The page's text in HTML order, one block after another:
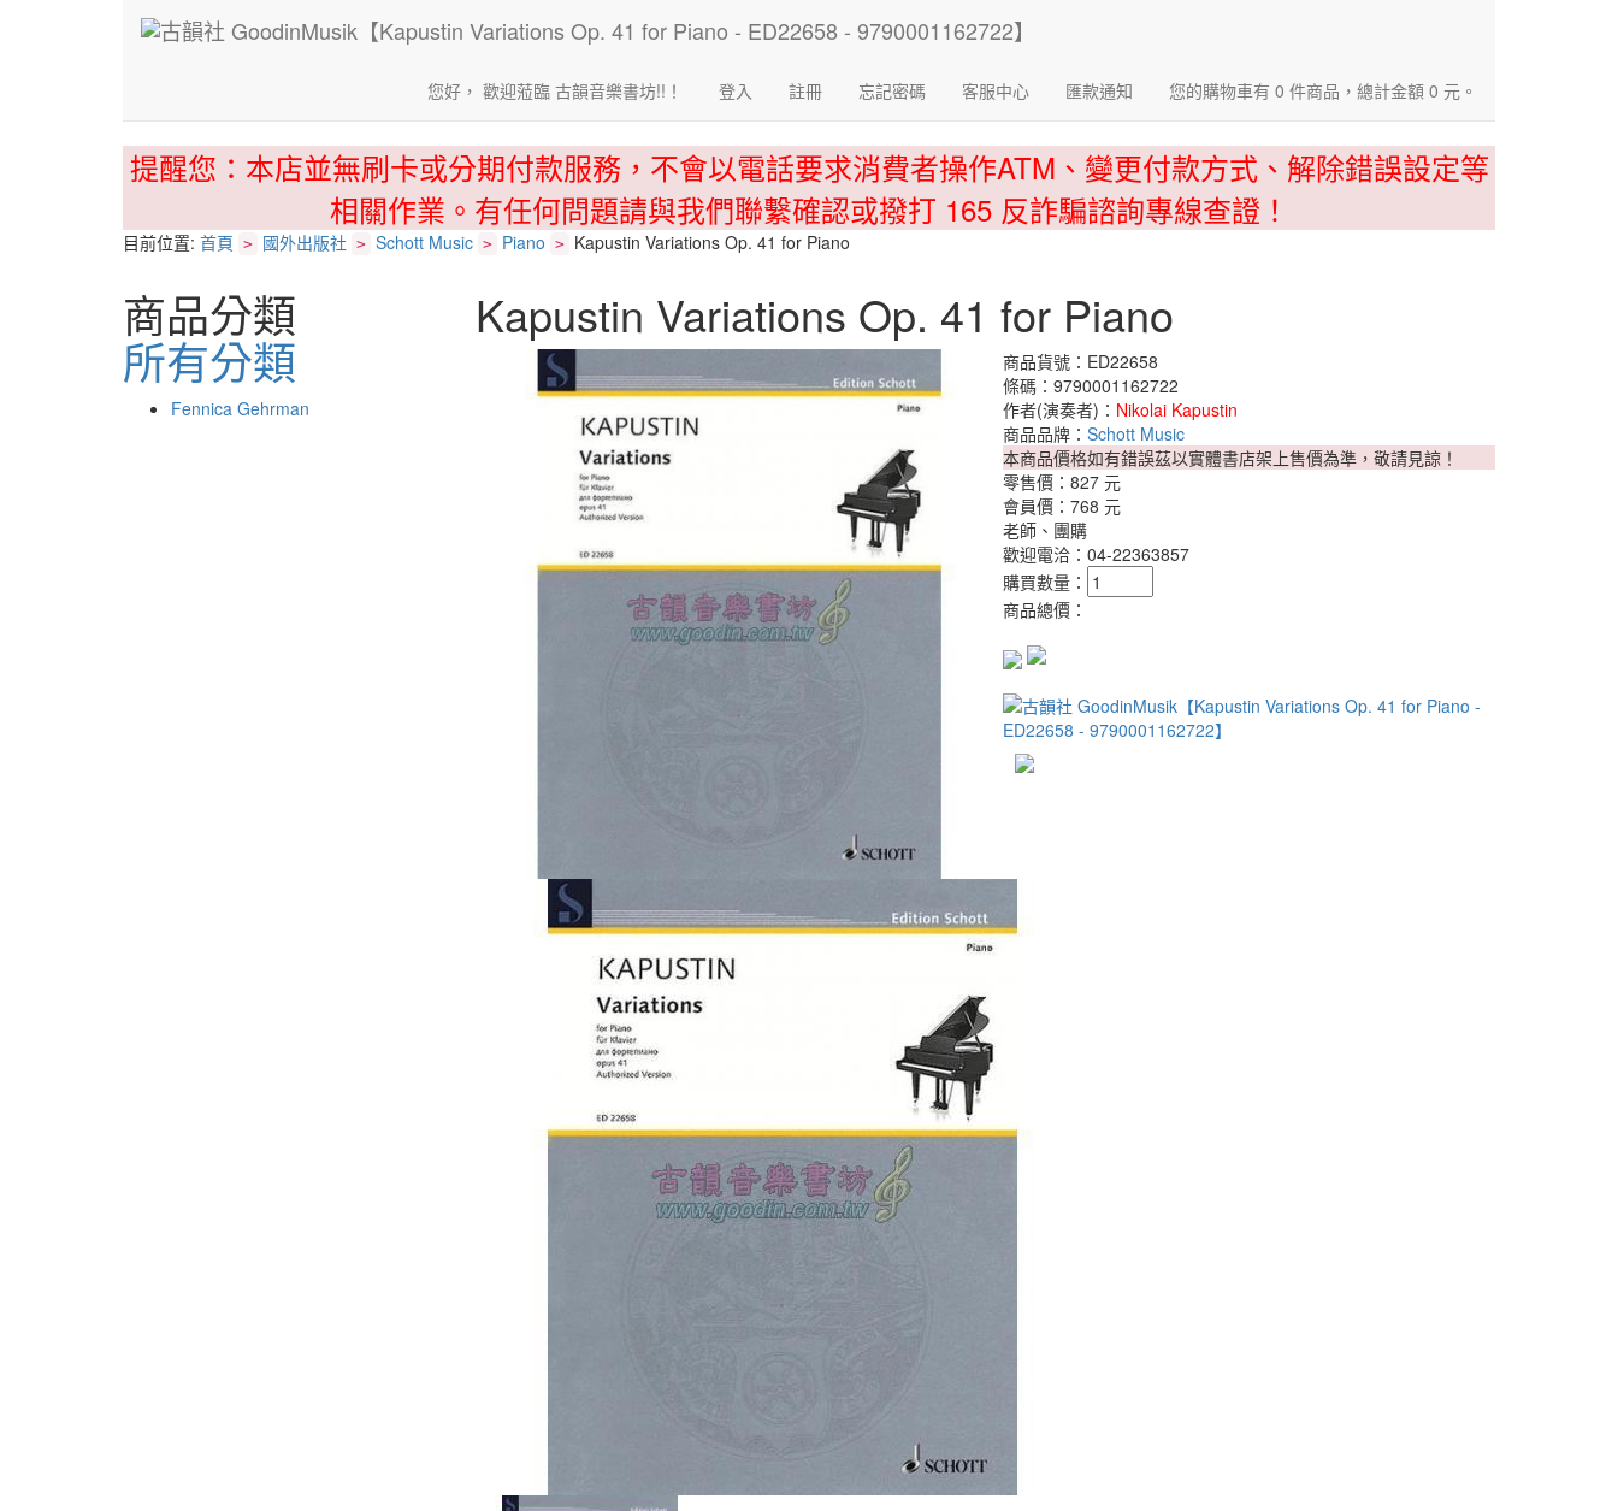
您好， 歡迎蒞臨 古韻音樂書坊!!！ 登入 註冊 忘記密碼 客服中心 匯款通知 您的購物車有 0 件商品，總計金額 0 元。
提醒您：本店並無刷卡或分期付款服務，不會以電話要求消費者操作ATM、變更付款方式、解除錯誤設定等
相關作業。有任何問題請與我們聯繫確認或撥打 165 反詐騙諮詢專線查證！
目前位置: 首頁 > 國外出版社 > Schott Music > Piano > Kapustin Variations Op. 41 for Piano
商品分類
所有分類
Fennica Gehrman
Kapustin Variations Op. 41 for Piano
商品貨號：ED22658
條碼：9790001162722
作者(演奏者)： Nikolai Kapustin
商品品牌：Schott Music
本商品價格如有錯誤茲以實體書店架上售價為準，敬請見諒！
零售價：827 元
會員價：768 元
老師、團購
歡迎電洽：04-22363857
購買數量：
商品總價：